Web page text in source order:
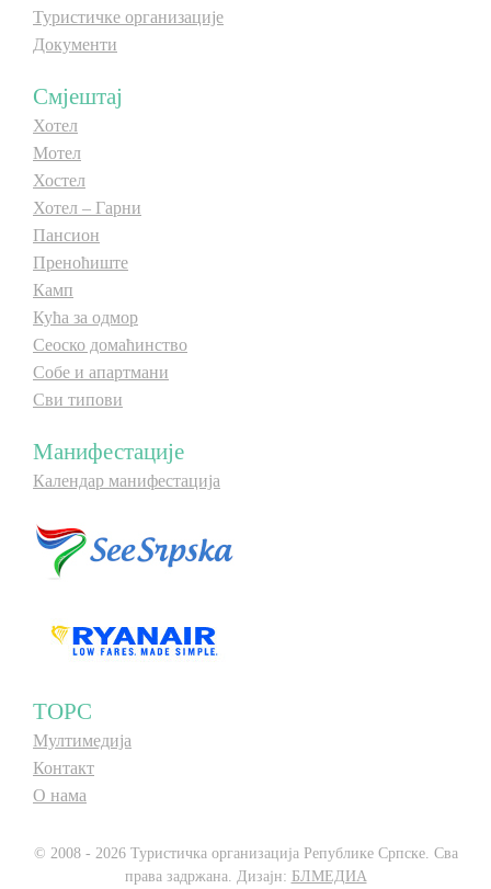
Туристичке организације
Документи
Смјештај
Хотел
Мотел
Хостел
Хотел – Гарни
Пансион
Преноћиште
Камп
Кућа за одмор
Сеоско домаћинство
Собе и апартмани
Сви типови
Манифестације
Календар манифестација
ТОРС
Мултимедија
Контакт
О нама
© 2008 - 2026 Туристичка организација Републике Српске. Сва
права задржана. Дизајн: БЛМЕДИА